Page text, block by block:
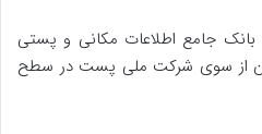
جامع اطلاعات مکانی و پستی
از سوی شرکت ملی پست در سطح